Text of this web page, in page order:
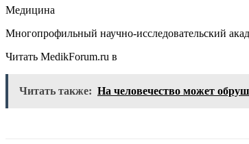
Медицина
Многопрофильный научно-исследовательский
Читать MedikForum.ru в
Читать также: На человечество может